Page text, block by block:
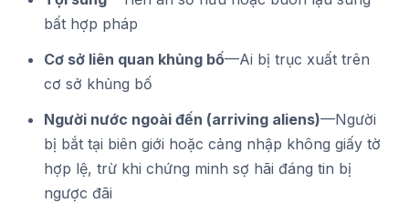
bất hợp pháp
Cơ sở liên quan khủng bố—Ai bị trục xuất trên
cơ sở khủng bố
Người nước ngoài đến (arriving aliens)—Người
bị bắt tại biên giới hoặc cảng nhập không giấy tờ
hợp lệ, trừ khi chứng minh sợ hãi đáng tin bị
ngược đãi